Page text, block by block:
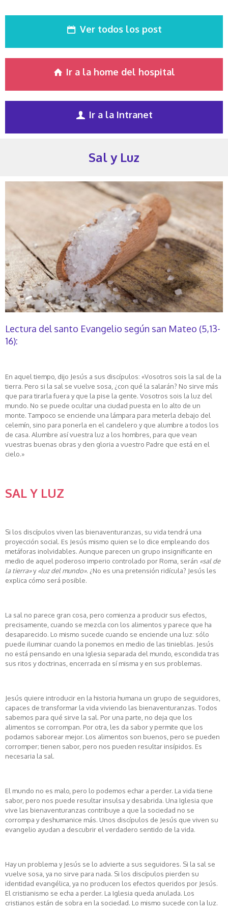
Ver todos los post
Ir a la home del hospital
Ir a la Intranet
Sal y Luz
Lectura del santo Evangelio según san Mateo (5,13-
16):
En aquel tiempo, dijo Jesús a sus discípulos: «Vosotros sois la sal de la
tierra. Pero si la sal se vuelve sosa, ¿con qué la salarán? No sirve más
que para tirarla fuera y que la pise la gente. Vosotros sois la luz del
mundo. No se puede ocultar una ciudad puesta en lo alto de un
monte. Tampoco se enciende una lámpara para meterla debajo del
celemín, sino para ponerla en el candelero y que alumbre a todos los
de casa. Alumbre así vuestra luz a los hombres, para que vean
vuestras buenas obras y den gloria a vuestro Padre que está en el
cielo.»
SAL Y LUZ
Si los discípulos viven las bienaventuranzas, su vida tendrá una
proyección social. Es Jesús mismo quien se lo dice empleando dos
metáforas inolvidables. Aunque parecen un grupo insignificante en
medio de aquel poderoso imperio controlado por Roma, serán «sal de
la tierra»y«luz del mundo». ¿No es una pretensión ridícula? Jesús les
explica cómo será posible.
La sal no parece gran cosa, pero comienza a producir sus efectos,
precisamente, cuando se mezcla con los alimentos y parece que ha
desaparecido. Lo mismo sucede cuando se enciende una luz: sólo
puede iluminar cuando la ponemos en medio de las tinieblas. Jesús
no está pensando en una Iglesia separada del mundo, escondida tras
sus ritos y doctrinas, encerrada en sí misma y en sus problemas.
Jesús quiere introducir en la historia humana un grupo de seguidores,
capaces de transformar la vida viviendo las bienaventuranzas. Todos
sabemos para qué sirve la sal. Por una parte, no deja que los
alimentos se corrompan. Por otra, les da sabor y permite que los
podamos saborear mejor. Los alimentos son buenos, pero se pueden
corromper; tienen sabor, pero nos pueden resultar insípidos. Es
necesaria la sal.
El mundo no es malo, pero lo podemos echar a perder. La vida tiene
sabor, pero nos puede resultar insulsa y desabrida. Una Iglesia que
vive las bienaventuranzas contribuye a que la sociedad no se
corrompa y deshumanice más. Unos discípulos de Jesús que viven su
evangelio ayudan a descubrir el verdadero sentido de la vida.
Hay un problema y Jesús se lo advierte a sus seguidores. Si la sal se
vuelve sosa, ya no sirve para nada. Si los discípulos pierden su
identidad evangélica, ya no producen los efectos queridos por Jesús.
El cristianismo se echa a perder. La Iglesia queda anulada. Los
cristianos están de sobra en la sociedad. Lo mismo sucede con la luz.